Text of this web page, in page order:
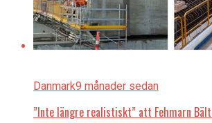
Danmark9 månader sedan
”Inte längre realistiskt” att Fehmarn